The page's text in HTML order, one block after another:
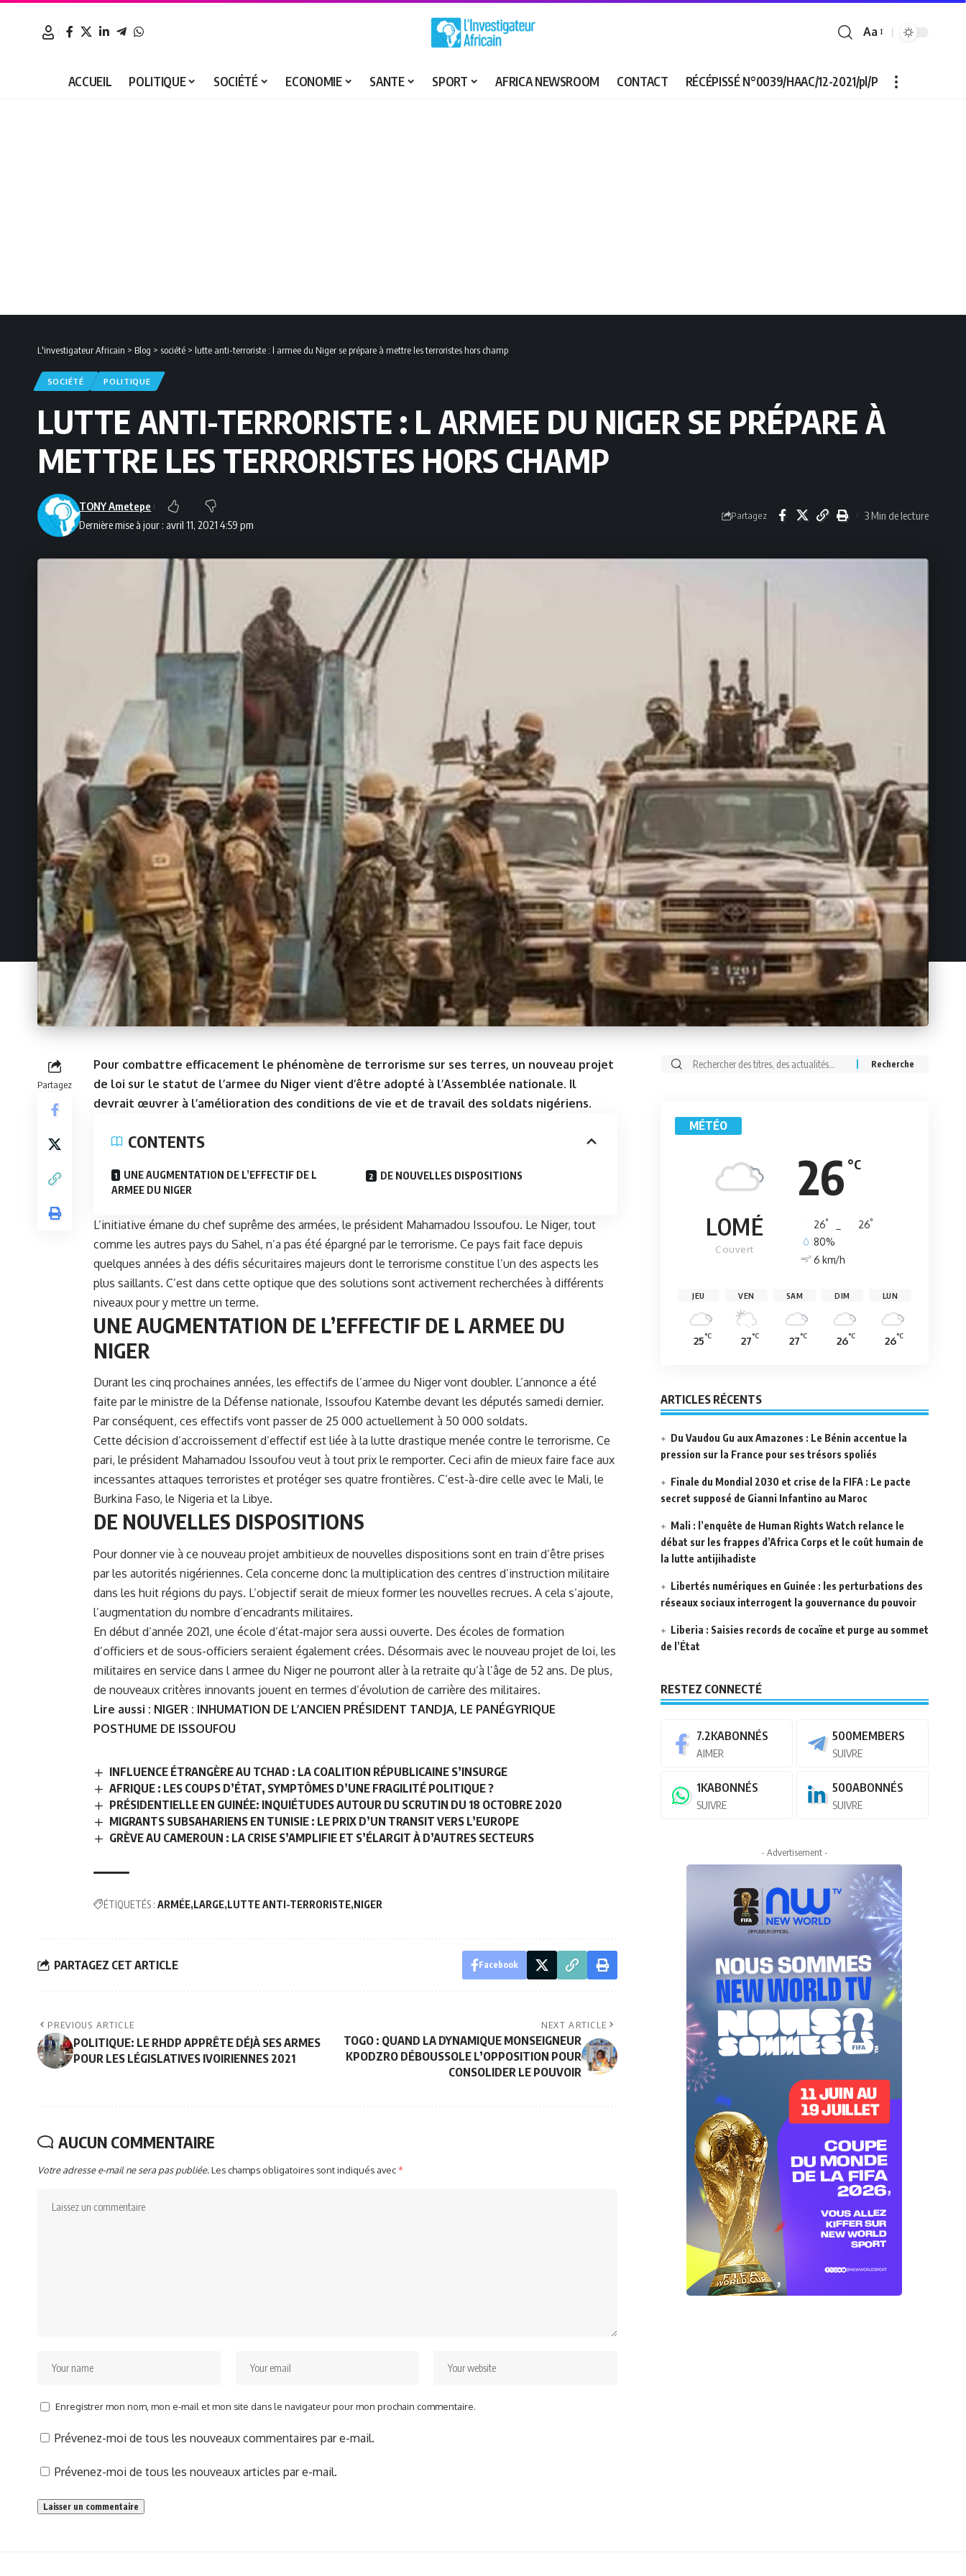
Font
Aa
ACCUEIL POLITIQUE SOCIÉTÉ ECONOMIE SANTE SPORT AFRICA NEWSROOM CONTACT RÉCÉPISSÉ N°0039/HAAC/12-2021/pl/P
L'investigateur Africain > Blog > société > lutte anti-terroriste : l armee du Niger se prépare à mettre les terroristes hors champ
SOCIÉTÉ POLITIQUE
LUTTE ANTI-TERRORISTE : L ARMEE DU NIGER SE PRÉPARE À
METTRE LES TERRORISTES HORS CHAMP
Dernière mise à jour : avril 11, 2021 4:59 pm
TONY Ametepe
Partagez 3 Min de lecture
Partagez
Pour combattre efficacement le phénomène de terrorisme sur ses terres, un nouveau projet
de loi sur le statut de l’armee du Niger vient d’être adopté à l’Assemblée nationale. Il
devrait œuvrer à l’amélioration des conditions de vie et de travail des soldats nigériens.
CONTENTS
UNE AUGMENTATION DE L’EFFECTIF DE L
ARMEE DU NIGER
DE NOUVELLES DISPOSITIONS
L’initiative émane du chef suprême des armées, le président Mahamadou Issoufou. Le Niger, tout
comme les autres pays du Sahel, n’a pas été épargné par le terrorisme. Ce pays fait face depuis
quelques années à des défis sécuritaires majeurs dont le terrorisme constitue l’un des aspects les
plus saillants. C’est dans cette optique que des solutions sont activement recherchées à différents
niveaux pour y mettre un terme.
UNE AUGMENTATION DE L’EFFECTIF DE L ARMEE DU
NIGER
Durant les cinq prochaines années, les effectifs de l’armee du Niger vont doubler. L’annonce a été
faite par le ministre de la Défense nationale, Issoufou Katembe devant les députés samedi dernier.
Par conséquent, ces effectifs vont passer de 25 000 actuellement à 50 000 soldats.
Cette décision d’accroissement d’effectif est liée à la lutte drastique menée contre le terrorisme. Ce
pari, le président Mahamadou Issoufou veut à tout prix le remporter. Ceci afin de mieux faire face aux
incessantes attaques terroristes et protéger ses quatre frontières. C’est-à-dire celle avec le Mali, le
Burkina Faso, le Nigeria et la Libye.
DE NOUVELLES DISPOSITIONS
Pour donner vie à ce nouveau projet ambitieux de nouvelles dispositions sont en train d’être prises
par les autorités nigériennes. Cela concerne donc la multiplication des centres d’instruction militaire
dans les huit régions du pays. L’objectif serait de mieux former les nouvelles recrues. A cela s’ajoute,
l’augmentation du nombre d’encadrants militaires.
En début d’année 2021, une école d’état-major sera aussi ouverte. Des écoles de formation
d’officiers et de sous-officiers seraient également crées. Désormais avec le nouveau projet de loi, les
militaires en service dans l armee du Niger ne pourront aller à la retraite qu’à l’âge de 52 ans. De plus,
de nouveaux critères innovants jouent en termes d’évolution de carrière des militaires.
Lire aussi : NIGER : INHUMATION DE L’ANCIEN PRÉSIDENT TANDJA, LE PANÉGYRIQUE
POSTHUME DE ISSOUFOU
INFLUENCE ÉTRANGÈRE AU TCHAD : LA COALITION RÉPUBLICAINE S’INSURGE
AFRIQUE : LES COUPS D’ÉTAT, SYMPTÔMES D’UNE FRAGILITÉ POLITIQUE ?
PRÉSIDENTIELLE EN GUINÉE: INQUIÉTUDES AUTOUR DU SCRUTIN DU 18 OCTOBRE 2020
MIGRANTS SUBSAHARIENS EN TUNISIE : LE PRIX D’UN TRANSIT VERS L’EUROPE
GRÈVE AU CAMEROUN : LA CRISE S’AMPLIFIE ET S’ÉLARGIT À D’AUTRES SECTEURS
ÉTIQUETÉS : ARMÉE LARGE LUTTE ANTI-TERRORISTE NIGER
PARTAGEZ CET ARTICLE Facebook
PREVIOUS ARTICLE
POLITIQUE: LE RHDP APPRÊTE DÉJÀ SES ARMES
POUR LES LÉGISLATIVES IVOIRIENNES 2021
NEXT ARTICLE
TOGO : QUAND LA DYNAMIQUE MONSEIGNEUR
KPODZRO DÉBOUSSOLE L’OPPOSITION POUR
CONSOLIDER LE POUVOIR
AUCUN COMMENTAIRE
Votre adresse e-mail ne sera pas publiée.Les champs obligatoires sont indiqués avec*
Enregistrer mon nom, mon e-mail et mon site dans le navigateur pour mon prochain commentaire.
Prévenez-moi de tous les nouveaux commentaires par e-mail.
Prévenez-moi de tous les nouveaux articles par e-mail.
Rechercher:
MÉTÉO
26 °C
LOMÉ
Couvert
26° 26°
80%
6 km/h
JEU
25°C
VEN
27°C
SAM
27°C
DIM
26°C
LUN
26°C
ARTICLES RÉCENTS
Du Vaudou Gu aux Amazones : Le Bénin accentue la
pression sur la France pour ses trésors spoliés
Finale du Mondial 2030 et crise de la FIFA : Le pacte
secret supposé de Gianni Infantino au Maroc
Mali : l’enquête de Human Rights Watch relance le
débat sur les frappes d’Africa Corps et le coût humain de
la lutte antijihadiste
Libertés numériques en Guinée : les perturbations des
réseaux sociaux interrogent la gouvernance du pouvoir
Liberia : Saisies records de cocaïne et purge au sommet
de l’État
RESTEZ CONNECTÉ
7.2KABONNÉS
AIMER
500MEMBERS
SUIVRE
1KABONNÉS
SUIVRE
500ABONNÉS
SUIVRE
- Advertisement -